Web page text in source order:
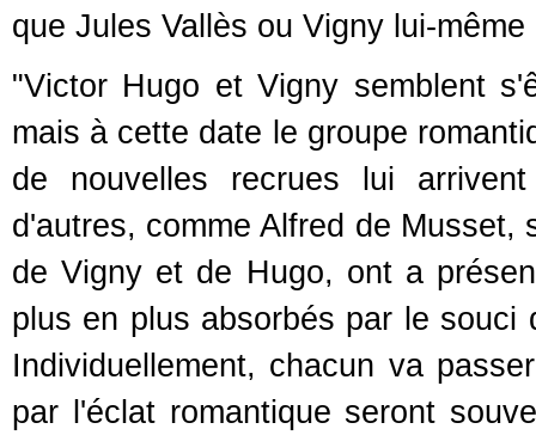
que Jules Vallès ou Vigny lui-
"Victor Hugo et Vigny semblent
mais à cette date le groupe
de nouvelles recrues lui
d'autres, comme Alfred de
de Vigny et de Hugo, ont a
plus en plus absorbés par le
Individuellement, chacun va
par l'éclat romantique seront